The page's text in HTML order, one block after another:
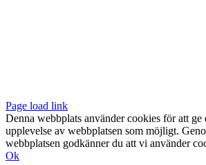
Page load link
Denna webbplats använder cookies för att ge
upplevelse av webbplatsen som möjligt.
webbplatsen godkänner du att vi använder
Ok